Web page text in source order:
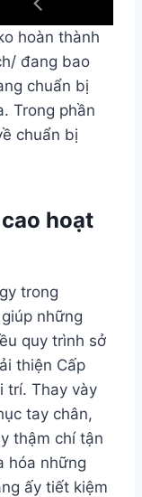
hoàn thành
đang bao
chuẩn bị
Trong phần
chuẩn bị
hoạt
trong
những
quy trình sở
thiện Cấp
trí. Thay vày
tay chân,
thậm chí tận
hóa những
ấy tiết kiệm